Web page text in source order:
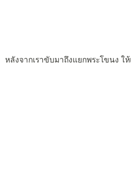
หลังจากเราขับมาถึงแยกพระโขนง ใ